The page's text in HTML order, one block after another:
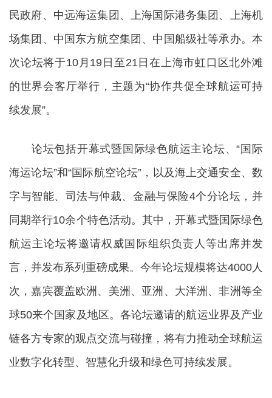
民政府、中远海运集团、上海国际港务集团、上海机
场集团、中国东方航空集团、中国船级社等承办。本
次论坛将于10月19日至21日在上海市虹口区北外滩
的世界会客厅举行，主题为“协作共促全球航运可持
续发展”。
论坛包括开幕式暨国际绿色航运主论坛、“国际
海运论坛”和“国际航空论坛”，以及海上交通安全、数
字与智能、司法与仲裁、金融与保险4个分论坛，并
同期举行10余个特色活动。其中，开幕式暨国际绿色
航运主论坛将邀请权威国际组织负责人等出席并发
言，并发布系列重磅成果。今年论坛规模将达4000人
次，嘉宾覆盖欧洲、美洲、亚洲、大洋洲、非洲等全
球50来个国家及地区。各论坛邀请的航运业界及产业
链各方专家的观点交流与碰撞，将有力推动全球航运
业数字化转型、智慧化升级和绿色可持续发展。